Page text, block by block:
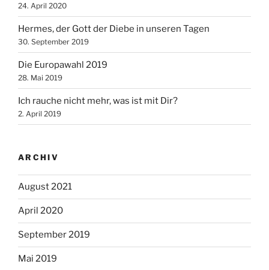
24. April 2020
Hermes, der Gott der Diebe in unseren Tagen
30. September 2019
Die Europawahl 2019
28. Mai 2019
Ich rauche nicht mehr, was ist mit Dir?
2. April 2019
ARCHIV
August 2021
April 2020
September 2019
Mai 2019